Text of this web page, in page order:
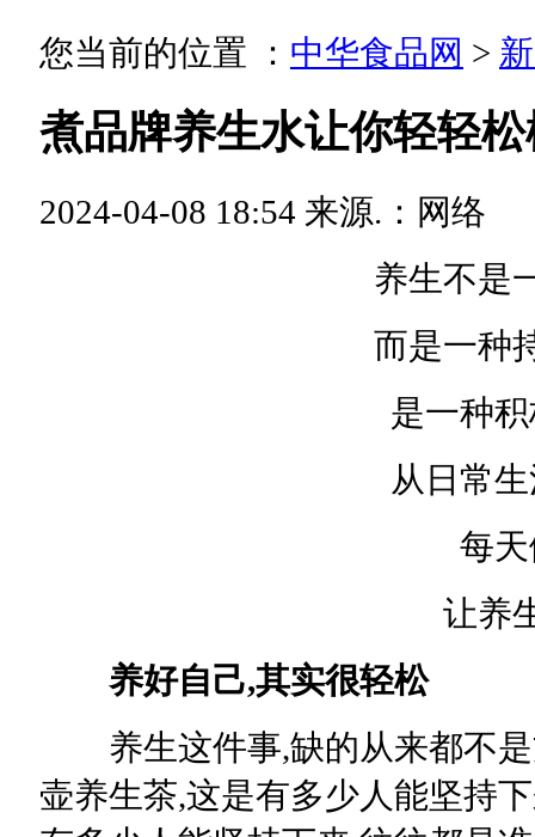
您当前的位置 ： 中华食品网 >
煮品牌养生水让你轻轻
2024-04-08 18:54 来源.：网络
养生不是一
而是一种持
是一种积
从日常生
每天
让养生
养好自己,其实很轻松
养生这件事,缺的从来都不是
壶养生茶,这是有多少人能坚持